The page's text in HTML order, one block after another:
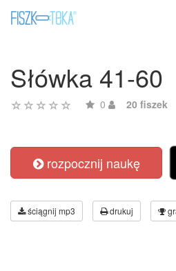
Słówka 41-60
0 20 fiszek
rozpocznij naukę
ściągnij mp3 drukuj